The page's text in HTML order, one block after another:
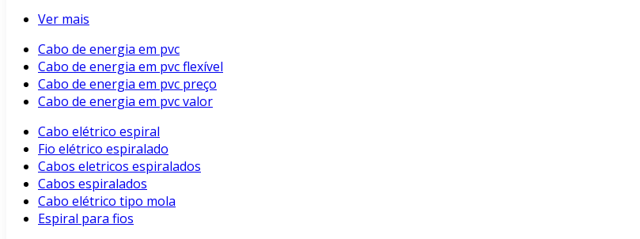
Ver mais
Cabo de energia em pvc
Cabo de energia em pvc flexível
Cabo de energia em pvc preço
Cabo de energia em pvc valor
Cabo elétrico espiral
Fio elétrico espiralado
Cabos eletricos espiralados
Cabos espiralados
Cabo elétrico tipo mola
Espiral para fios